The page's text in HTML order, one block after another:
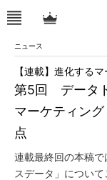
ニュース
第5回 データ
マーケティン
点
【連載】進化する
連載最終回の本稿
スデータ」につい